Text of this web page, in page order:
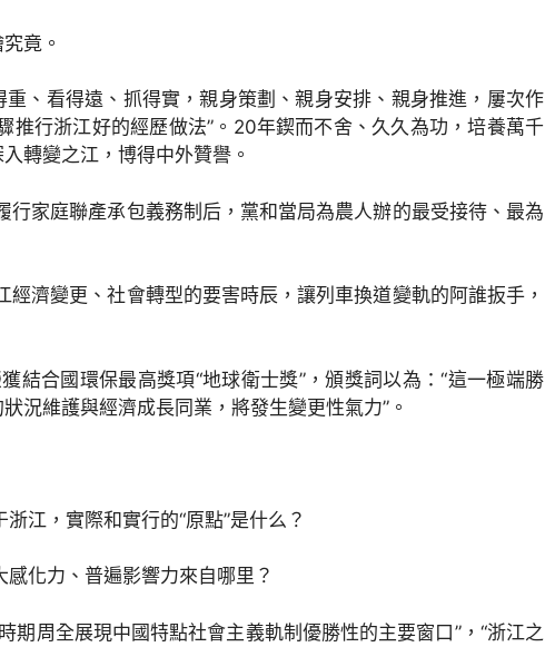
竟。
看得遠、抓得實，親身策劃、親身安排、親身推進，屢次作
推行浙江好的經歷做法”。20年鍥而不舍、久久為功，培養萬千
轉變之江，博得中外贊譽。
庭聯產承包義務制后，黨和當局為農人辦的最受接待、最為
變更、社會轉型的要害時辰，讓列車換道變軌的阿誰扳手，
合國環保最高獎項“地球衛士獎”，頒獎詞以為：“這一極端勝
況維護與經濟成長同業，將發生變更性氣力”。
，實際和實行的“原點”是什么？
化力、普遍影響力來自哪里？
周全展現中國特點社會主義軌制優勝性的主要窗口”，“浙江之